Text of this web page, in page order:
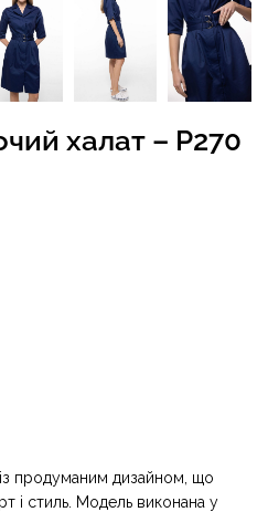
халат – P270
продуманим дизайном, що
і стиль. Модель виконана у